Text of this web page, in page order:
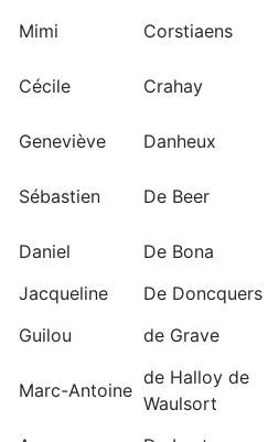
Mimi
Corstiaens
Cécile
Crahay
Geneviève
Danheux
Sébastien
De Beer
Daniel
De Bona
Jacqueline
De Doncquers
Guilou
de Grave
Marc-Antoine
de Halloy de
Waulsort